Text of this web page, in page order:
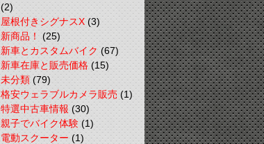
(2)
屋根付きシグナスX(3)
新商品！(25)
新車とカスタムバイク(67)
新車在庫と販売価格(15)
未分類(79)
格安ウェラブルカメラ販売(1)
特選中古車情報(30)
親子でバイク体験(1)
電動スクーター(1)